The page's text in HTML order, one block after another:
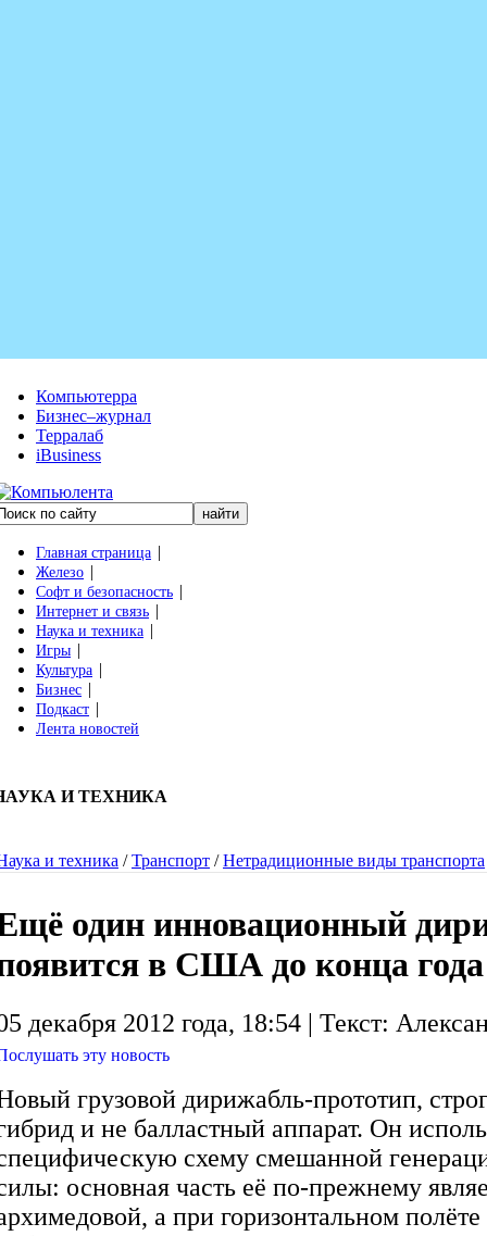
Компьютерра
Бизнес–журнал
Терралаб
iBusiness
Главная страница |
Железо |
Софт и безопасность |
Интернет и связь |
Наука и техника |
Игры |
Культура |
Бизнес |
Подкаст |
Лента новостей
И ТЕХНИКА
и техника /Транспорт /Нетрадиционные виды транспорта
один инновационный
в США до конца года
декабря 2012 года, 18:54 | Текст:
эту новость
грузовой дирижабль-прототип,
и не балластный аппарат. Он
схему смешанной
основная часть её по-прежнему
а при горизонтальном